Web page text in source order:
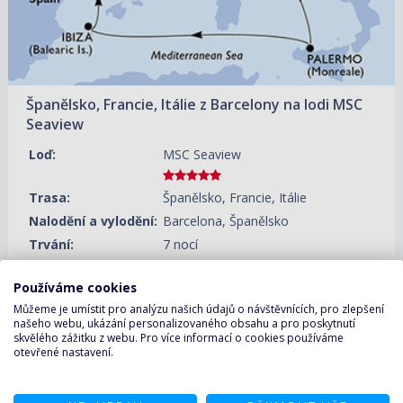
Španělsko, Francie, Itálie z Barcelony na lodi MSC
Seaview
Loď: MSC Seaview
Trasa:
Španělsko, Francie, Itálie
Nalodění a vylodění: Barcelona, Španělsko
Trvání:
7 nocí
ZOBRAZIT DETAIL
03.09.2026 – 10.09.2026
23 690 KČ/OS.
ZOBRAZIT DETAIL
10.09.2026 – 17.09.2026
22 970 KČ/OS.
(949 €)
17.09.2026 – 24.09.2026
(1 019 €)
24.09.2026 – 01.10.2026
24 660 KČ/OS.
(1 019 €)
13.08.2026 – 20.08.2026
28 770 KČ/OS.(1 189 €)
Zobrazit další termíny
Používáme cookies
Můžeme je umístit pro analýzu našich údajů o návštěvnících, pro zlepšení
našeho webu, ukázání personalizovaného obsahu a pro poskytnutí
skvělého zážitku z webu. Pro více informací o cookies používáme
otevřené nastavení.